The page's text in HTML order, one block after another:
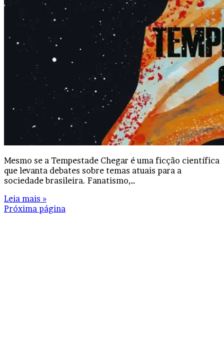
Mesmo se a Tempestade Chegar é uma ficção científica
que levanta debates sobre temas atuais para a
sociedade brasileira. Fanatismo,…
Leia mais »
Próxima página